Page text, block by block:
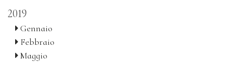
2019
Gennaio
Febbraio
Maggio